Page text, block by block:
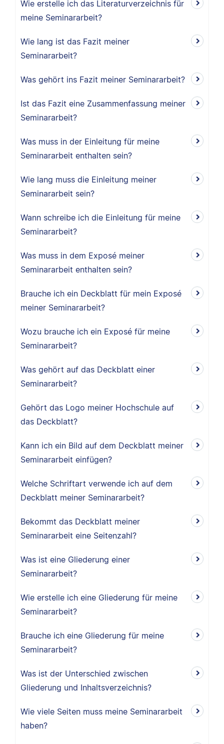
Wie erstelle ich das Literaturverzeichnis für
meine Seminararbeit?
Wie lang ist das Fazit meiner
Seminararbeit?
Was gehört ins Fazit meiner Seminararbeit?
Ist das Fazit eine Zusammenfassung meiner
Seminararbeit?
Was muss in der Einleitung für meine
Seminararbeit enthalten sein?
Wie lang muss die Einleitung meiner
Seminararbeit sein?
Wann schreibe ich die Einleitung für meine
Seminararbeit?
Was muss in dem Exposé meiner
Seminararbeit enthalten sein?
Brauche ich ein Deckblatt für mein Exposé
meiner Seminararbeit?
Wozu brauche ich ein Exposé für meine
Seminararbeit?
Was gehört auf das Deckblatt einer
Seminararbeit?
Gehört das Logo meiner Hochschule auf
das Deckblatt?
Kann ich ein Bild auf dem Deckblatt meiner
Seminararbeit einfügen?
Welche Schriftart verwende ich auf dem
Deckblatt meiner Seminararbeit?
Bekommt das Deckblatt meiner
Seminararbeit eine Seitenzahl?
Was ist eine Gliederung einer
Seminararbeit?
Wie erstelle ich eine Gliederung für meine
Seminararbeit?
Brauche ich eine Gliederung für meine
Seminararbeit?
Was ist der Unterschied zwischen
Gliederung und Inhaltsverzeichnis?
Wie viele Seiten muss meine Seminararbeit
haben?